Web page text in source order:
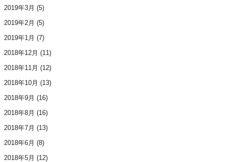
2019年3月 (5)
2019年2月 (5)
2019年1月 (7)
2018年12月 (11)
2018年11月 (12)
2018年10月 (13)
2018年9月 (16)
2018年8月 (16)
2018年7月 (13)
2018年6月 (8)
2018年5月 (12)